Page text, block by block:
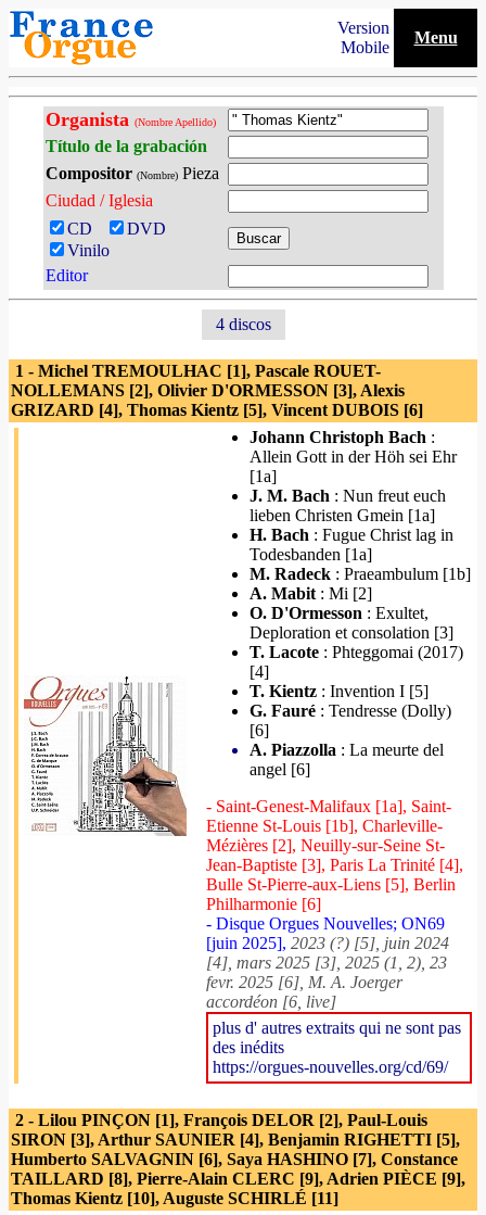
Version
Mobile
Menu
Organista (Nombre Apellido)
Título de la grabación
Compositor (Nombre)Pieza
Ciudad / Iglesia
CD
DVD
Vinilo
Editor
4 discos
1 - Michel TREMOULHAC [1], Pascale ROUET-
NOLLEMANS [2], Olivier D'ORMESSON [3], Alexis
GRIZARD [4], Thomas Kientz [5], Vincent DUBOIS [6]
Johann Christoph Bach :
Allein Gott in der Höh sei Ehr
[1a]
J. M. Bach : Nun freut euch
lieben Christen Gmein [1a]
H. Bach : Fugue Christ lag in
Todesbanden [1a]
M. Radeck : Praeambulum [1b]
A. Mabit : Mi [2]
O. D'Ormesson : Exultet,
Deploration et consolation [3]
T. Lacote : Phteggomai (2017)
[4]
T. Kientz : Invention I [5]
G. Fauré : Tendresse (Dolly)
[6]
A. Piazzolla : La meurte del
angel [6]
- Saint-Genest-Malifaux [1a], Saint-
Etienne St-Louis [1b], Charleville-
Mézières [2], Neuilly-sur-Seine St-
Jean-Baptiste [3], Paris La Trinité [4],
Bulle St-Pierre-aux-Liens [5], Berlin
Philharmonie [6]
- Disque Orgues Nouvelles; ON69
[juin 2025], 2023 (?) [5], juin 2024
[4], mars 2025 [3], 2025 (1, 2), 23
fevr. 2025 [6], M. A. Joerger
accordéon [6, live]
plus d' autres extraits qui ne sont pas
des inédits
https://orgues-nouvelles.org/cd/69/
2 - Lilou PINÇON [1], François DELOR [2], Paul-Louis
SIRON [3], Arthur SAUNIER [4], Benjamin RIGHETTI [5],
Humberto SALVAGNIN [6], Saya HASHINO [7], Constance
TAILLARD [8], Pierre-Alain CLERC [9], Adrien PIÈCE [9],
Thomas Kientz [10], Auguste SCHIRLÉ [11]